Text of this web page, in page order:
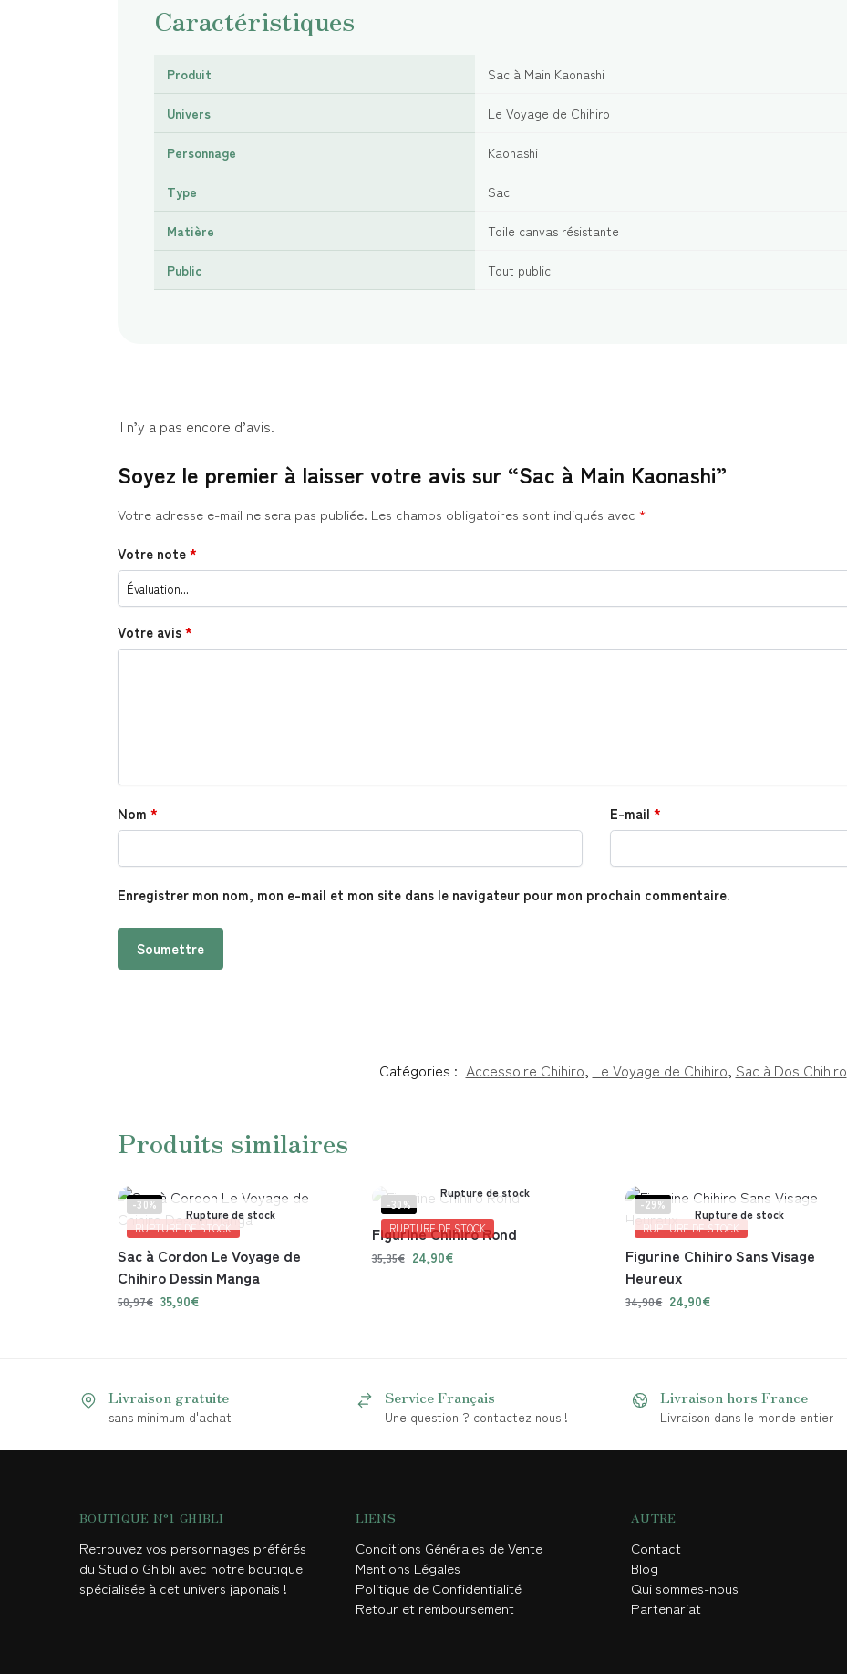
Caractéristiques
Produit Sac à Main Kaonashi
Univers Le Voyage de Chihiro
Personnage Kaonashi
Type Sac
Matière Toile canvas résistante
Public Tout public
Il n’y a pas encore d’avis.
Soyez le premier à laisser votre avis sur “Sac à Main Kaonashi”
Votre adresse e-mail ne sera pas publiée. Les champs obligatoires sont indiqués avec *
Votre note*
Votre avis*
Nom * E-mail *
Enregistrer mon nom, mon e-mail et mon site dans le navigateur pour mon prochain commentaire.
Catégories : Accessoire Chihiro, Le Voyage de Chihiro, Sac à Dos Chihiro
Produits similaires
-30%
RUPTURE DE STOCK
Rupture de stock
Sac à Cordon Le Voyage de
Chihiro Dessin Manga
50,97€ 35,90€
-30%
RUPTURE DE STOCK
Rupture de stock
Figurine Chihiro Rond
35,35€ 24,90€
-29%
RUPTURE DE STOCK
Rupture de stock
Figurine Chihiro Sans Visage
Heureux
34,90€ 24,90€
Livraison gratuite
sans minimum d'achat
Service Français
Une question ? contactez nous !
Livraison hors France
Livraison dans le monde entier
BOUTIQUE N°1 GHIBLI
Retrouvez vos personnages préférés
du Studio Ghibli avec notre boutique
spécialisée à cet univers japonais !
LIENS
Conditions Générales de Vente
Mentions Légales
Politique de Confidentialité
Retour et remboursement
AUTRE
Contact
Blog
Qui sommes-nous
Partenariat